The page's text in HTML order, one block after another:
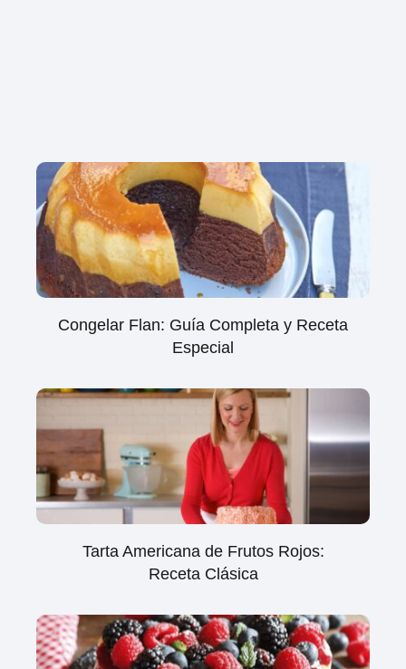
Congelar Flan: Guía Completa y Receta
Especial
Tarta Americana de Frutos Rojos:
Receta Clásica